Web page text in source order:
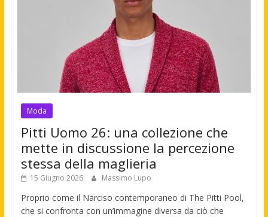
Moda
Pitti Uomo 26: una collezione che
mette in discussione la percezione
stessa della maglieria
15 Giugno 2026 Massimo Lupo
Proprio come il Narciso contemporaneo di The Pitti Pool,
che si confronta con un’immagine diversa da ciò che